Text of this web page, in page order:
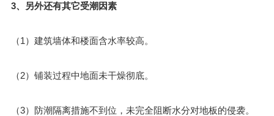
3、另外还有其它受潮因素
（1）建筑墙体和楼面含水率较高。
（2）铺装过程中地面未干燥彻底。
（3）防潮隔离措施不到位，未完全阻断水分对地板的侵袭。